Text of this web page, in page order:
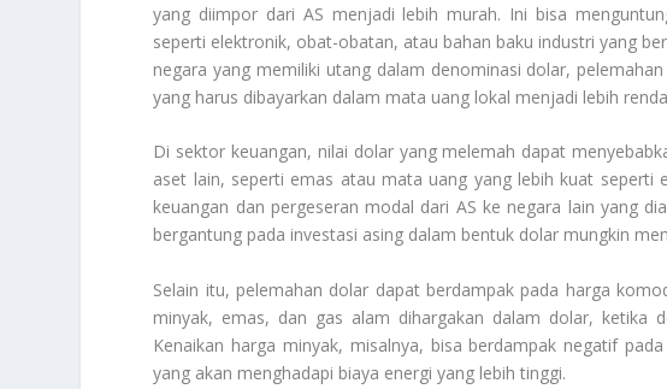
yang diimpor dari AS menjadi lebih murah. Ini bisa
seperti elektronik, obat-obatan, atau bahan baku industri yang
negara yang memiliki utang dalam denominasi dolar,
yang harus dibayarkan dalam mata uang lokal menjadi lebih
Di sektor keuangan, nilai dolar yang melemah dapat
aset lain, seperti emas atau mata uang yang lebih kuat
keuangan dan pergeseran modal dari AS ke negara lain yang
bergantung pada investasi asing dalam bentuk dolar mungkin
Selain itu, pelemahan dolar dapat berdampak pada harga
minyak, emas, dan gas alam dihargakan dalam dolar, ketika
Kenaikan harga minyak, misalnya, bisa berdampak negatif
yang akan menghadapi biaya energi yang lebih tinggi.